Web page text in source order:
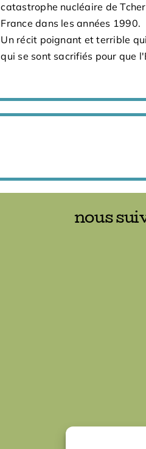
catastrophe nucléaire de
France dans les années 1990.
Un récit poignant et terrible
qui se sont sacrifiés pour que
nous